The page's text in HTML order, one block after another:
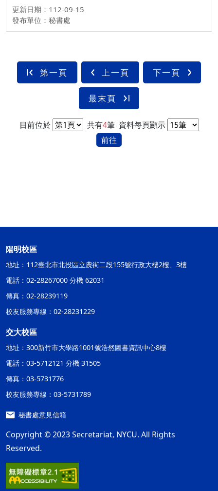
更新日期：112-09-15
發布單位：秘書處
第一頁 上一頁 下一頁
最末頁
目前位於 共有4筆 資料每頁顯示
前往
陽明校區
地址：112臺北市北投區立農街二段155號行政大樓2樓、3樓
電話：02-28267000 分機 62031
傳真：02-28239119
校友服務專線：02-28231229
交大校區
地址：300新竹市大學路1001號浩然圖書資訊中心8樓
電話：03-5712121 分機 31505
傳真：03-5731776
校友服務專線：03-5731789
秘書處意見信箱
Copyright © 2023 Secretariat, NYCU. All Rights
Reserved.